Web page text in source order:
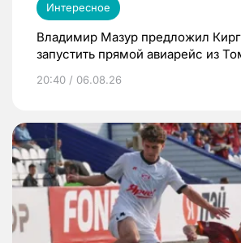
Интересное
Владимир Мазур предложил
запустить прямой авиарейс из
20:40 / 06.08.26